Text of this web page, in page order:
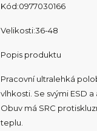
Kód:0977030166
Velikosti:36-48
Popis produktu
Pracovní ultralehká
vlhkosti. Se svými ESD
Obuv má SRC
teplu.